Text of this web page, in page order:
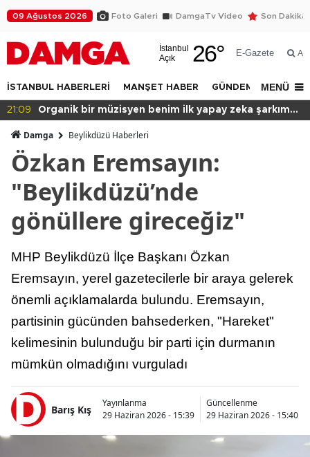
09 Ağustos 2026 Foto Galeri DamgaTv Video Son Dakika
İstanbul
Açık
26° E-Gazete Ara
İSTANBUL HABERLERİ MANŞET HABER GÜNDEM DÜNYA
MENÜ
20:49 Başkan var binası yok!
Damga Beylikdüzü Haberleri
Özkan Eremsayın:
"Beylikdüzü’nde
gönüllere gireceğiz"
MHP Beylikdüzü İlçe Başkanı Özkan
Eremsayın, yerel gazetecilerle bir araya gelerek
önemli açıklamalarda bulundu. Eremsayın,
partisinin gücünden bahsederken, "Hareket"
kelimesinin bulunduğu bir parti için durmanın
mümkün olmadığını vurguladı
Barış Kış
Yayınlanma
29 Haziran 2026 - 15:39
Güncellenme
29 Haziran 2026 - 15:40